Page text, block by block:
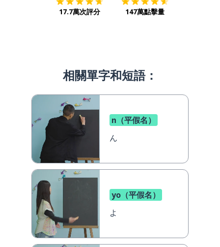
17.7萬次評分 147萬點擊量
相關單字和短語：
n（平假名）
ん
yo（平假名）
よ